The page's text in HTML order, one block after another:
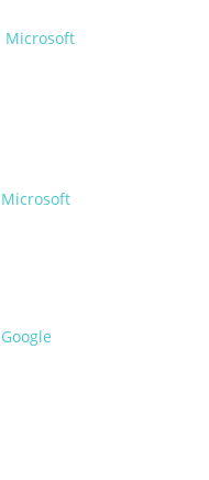
Microsoft
Microsoft
Google